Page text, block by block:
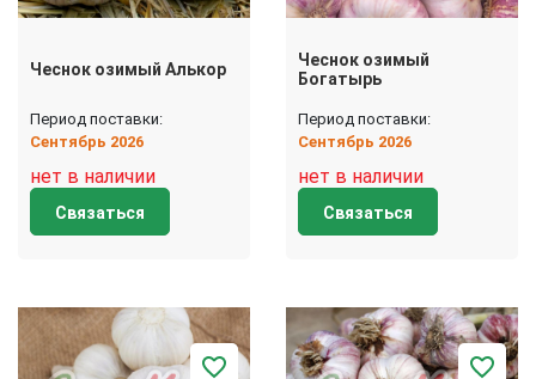
Чеснок озимый Алькор
Период поставки:
Сентябрь 2026
нет в наличии
Связаться
Чеснок озимый
Богатырь
Период поставки:
Сентябрь 2026
нет в наличии
Связаться